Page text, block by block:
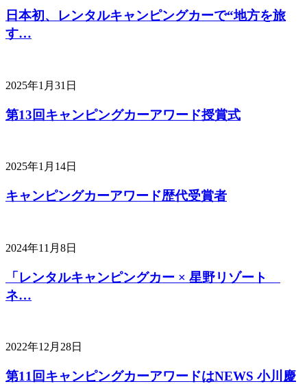
日本初、レンタルキャンピングカーで“地方を旅
す…
2025年1月31日
第13回キャンピングカーアワード授賞式
2025年1月14日
キャンピングカーアワード歴代受賞者
2024年11月8日
「レンタルキャンピングカー × 星野リゾート
ネ…
2022年12月28日
第11回キャンピングカーアワードはNEWS 小川慶